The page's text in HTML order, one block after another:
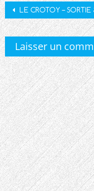
Post
navigation
LE CROTOY – SORTIE
Laisser un